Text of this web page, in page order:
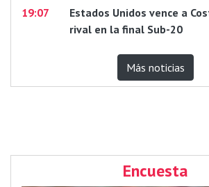
19:07
Estados Unidos vence a
rival en la final Sub-20
Más noticias
Encuesta